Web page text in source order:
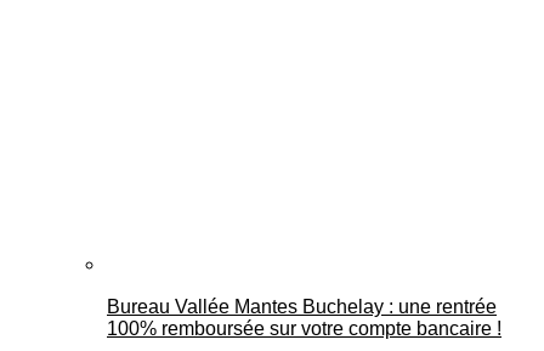
Bureau Vallée Mantes Buchelay : une rentrée
100% remboursée sur votre compte bancaire !